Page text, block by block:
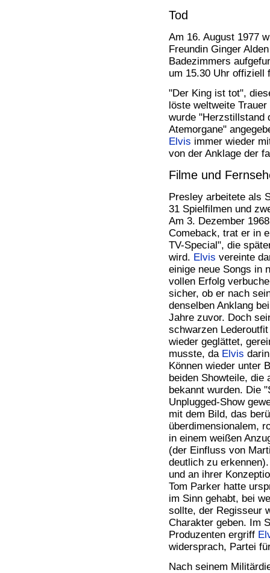
Tod
Am 16. August 1977
Freundin Ginger
Badezimmers
um 15.30 Uhr offiziell
"Der King ist tot",
löste weltweite
wurde "Herzstillstand
Atemorgane"
Elvis immer wieder
von der Anklage der
Filme und
Presley arbeitete als
31 Spielfilmen und
Am 3. Dezember
Comeback, trat er in
TV-Special", die
wird. Elvis vereinte
einige neue Songs in
vollen Erfolg
sicher, ob er nach
denselben Anklang
Jahre zuvor. Doch
schwarzen
wieder geglättet,
musste, da Elvis
Können wieder unter
beiden Showteile, die
bekannt wurden. Die
Unplugged-Show
mit dem Bild, das
überdimensionalem,
in einem weißen
(der Einfluss von
deutlich zu
und an ihrer
Tom Parker hatte
im Sinn gehabt, bei
sollte, der Regisseur
Charakter geben. Im
Produzenten ergriff
widersprach, Partei
Nach seinem